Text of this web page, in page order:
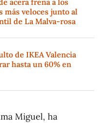
acera frena a los
más veloces junto al
de La Malva-rosa
de IKEA Valencia
hasta un 60% en
Miguel, ha